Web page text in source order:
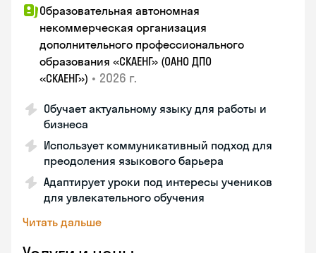
Образовательная автономная
некоммерческая организация
дополнительного профессионального
образования «СКАЕНГ» (ОАНО ДПО
«СКАЕНГ») • 2026 г.
Обучает актуальному языку для работы и
бизнеса
Использует коммуникативный подход для
преодоления языкового барьера
Адаптирует уроки под интересы учеников
для увлекательного обучения
Читать дальше